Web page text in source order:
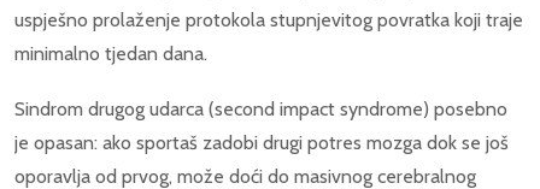
uspješno prolaženje protokola stupnjevitog povratka koji traje
minimalno tjedan dana.
Sindrom drugog udarca (second impact syndrome) posebno
je opasan: ako sportaš zadobi drugi potres mozga dok se još
oporavlja od prvog, može doći do masivnog cerebralnog